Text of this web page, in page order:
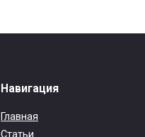
Навигация
Главная
Статьи